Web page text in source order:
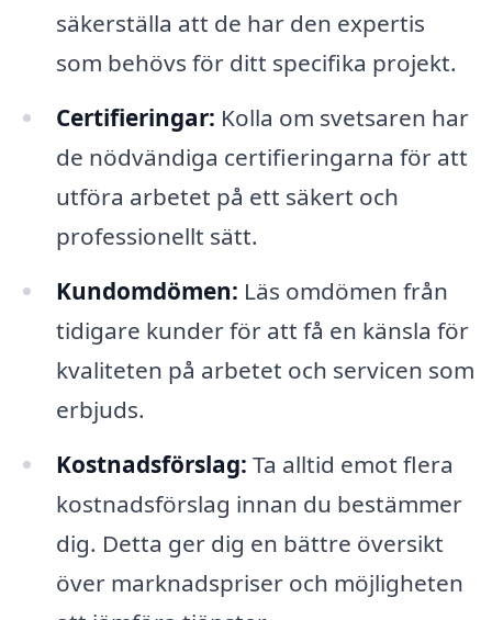
säkerställa att de har den expertis
som behövs för ditt specifika projekt.
Certifieringar: Kolla om svetsaren har
de nödvändiga certifieringarna för att
utföra arbetet på ett säkert och
professionellt sätt.
Kundomdömen: Läs omdömen från
tidigare kunder för att få en känsla för
kvaliteten på arbetet och servicen som
erbjuds.
Kostnadsförslag: Ta alltid emot flera
kostnadsförslag innan du bestämmer
dig. Detta ger dig en bättre översikt
över marknadspriser och möjligheten